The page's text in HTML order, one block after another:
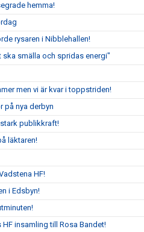
hemma!
rysaren i Nibblehallen!
ska smälla och spridas energi"
men vi är kvar i toppstriden!
på nya derbyn
publikkraft!
läktaren!
HF!
i Edsbyn!
insamling till Rosa Bandet!